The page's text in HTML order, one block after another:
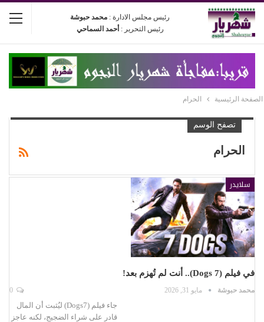
رئيس مجلس الادارة : محمد حبوشة
رئيس التحرير : أحمد السماحي
الصفحة الرئيسية الحرام
تصفح الوسم
الحرام
سلايدر
في فيلم (7 Dogs).. أنت لم تُهزم بعد!
محمد حبوشة مايو 31, 2026
جاء فيلم (Dogs7) ليُثبت أن المال
قادر على شراء الضجيج، لكنه عاجز